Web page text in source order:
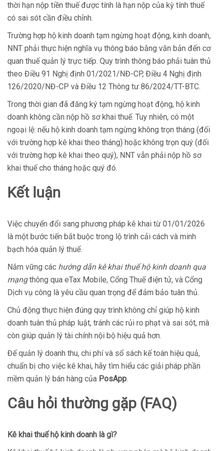
thời hạn nộp tiền thuế được tính là hạn nộp của kỳ tính thuế
có sai sót cần điều chỉnh.
Trường hợp hộ kinh doanh tạm ngừng hoạt động, kinh doanh,
NNT phải thực hiện nghĩa vụ thông báo bằng văn bản đến cơ
quan thuế quản lý trực tiếp. Quy trình thông báo phải tuân thủ
theo Điều 91 Nghị định 01/2021/NĐ-CP, Điều 4 Nghị định
126/2020/NĐ-CP và Điều 12 Thông tư 86/2024/TT-BTC.
Trong thời gian đã đăng ký tạm ngừng hoạt động, hộ kinh
doanh không cần nộp hồ sơ khai thuế. Tuy nhiên, có một
ngoại lệ: nếu hộ kinh doanh tạm ngừng không trọn tháng (đối
với trường hợp kê khai theo tháng) hoặc không trọn quý (đối
với trường hợp kê khai theo quý), NNT vẫn phải nộp hồ sơ
khai thuế cho tháng hoặc quý đó.
Kết luận
Việc chuyển đổi sang phương pháp kê khai từ 01/01/2026
là một bước tiến bắt buộc trong lộ trình cải cách và minh
bạch hóa quản lý thuế.
Nắm vững các hướng dẫn kê khai thuế hộ kinh doanh qua
mạngthông qua eTax Mobile, Cổng Thuế điện tử, và Cổng
Dịch vụ công là yêu cầu quan trọng để đảm bảo tuân thủ.
Chủ động thực hiện đúng quy trình không chỉ giúp hộ kinh
doanh tuân thủ pháp luật, tránh các rủi ro phạt và sai sót, mà
còn giúp quản lý tài chính nội bộ hiệu quả hơn.
Để quản lý doanh thu, chi phí và sổ sách kế toán hiệu quả,
chuẩn bị cho việc kê khai, hãy tìm hiểu các giải pháp phần
mềm quản lý bán hàng của PosApp.
Câu hỏi thường gặp (FAQ)
Kê khai thuế hộ kinh doanh là gì?